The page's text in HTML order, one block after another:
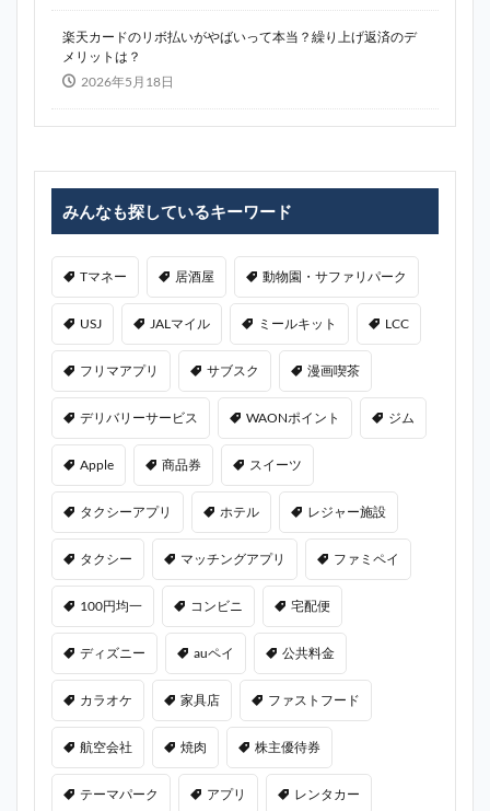
楽天カードのリボ払いがやばいって本当？繰り上げ返済のデ
メリットは？
2026年5月18日
みんなも探しているキーワード
Tマネー 居酒屋 動物園・サファリパーク
USJ JALマイル ミールキット LCC
フリマアプリ サブスク 漫画喫茶
デリバリーサービス WAONポイント ジム
Apple 商品券 スイーツ
タクシーアプリ ホテル レジャー施設
タクシー マッチングアプリ ファミペイ
100円均一 コンビニ 宅配便
ディズニー auペイ 公共料金
カラオケ 家具店 ファストフード
航空会社 焼肉 株主優待券
テーマパーク アプリ レンタカー